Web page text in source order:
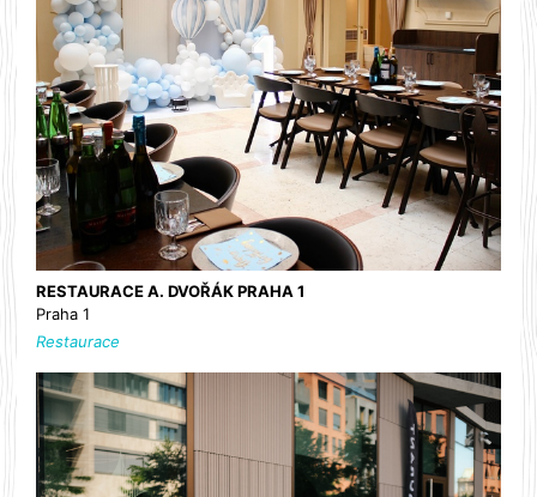
RESTAURACE A. DVOŘÁK PRAHA 1
Praha 1
Restaurace